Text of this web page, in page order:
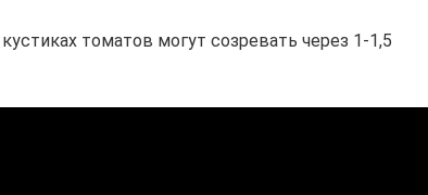
томатов могут созревать через 1-1,5